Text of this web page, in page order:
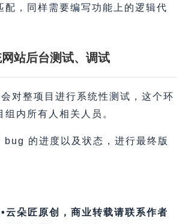
配，同样需要编写功能上的逻辑代
站后台测试、调试
会对整项目进行系统性测试，这个环
组内所有人相关人员。
bug 的进度以及状态，进行最终版
云朵匠原创，商业转载请联系作者